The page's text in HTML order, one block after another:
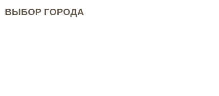
ВЫБОР ГОРОДА